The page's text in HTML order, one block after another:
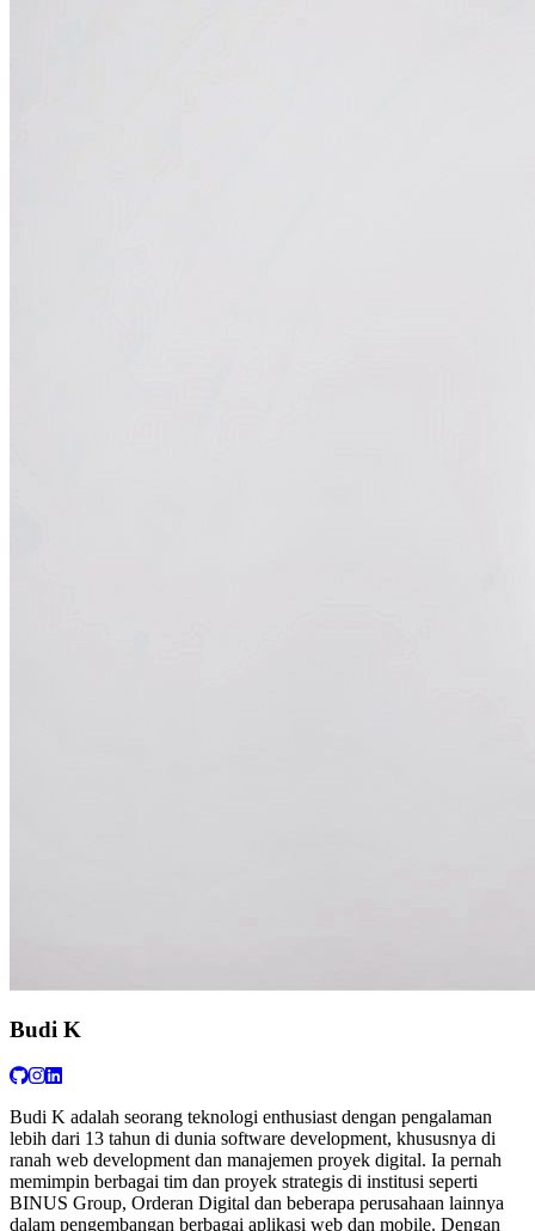
Budi K
Budi K adalah seorang teknologi enthusiast dengan pengalaman
lebih dari 13 tahun di dunia software development, khususnya di
ranah web development dan manajemen proyek digital. Ia pernah
memimpin berbagai tim dan proyek strategis di institusi seperti
BINUS Group, Orderan Digital dan beberapa perusahaan lainnya
dalam pengembangan berbagai aplikasi web dan mobile. Dengan